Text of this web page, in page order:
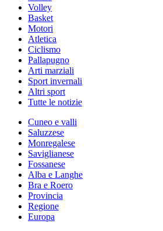
Volley
Basket
Motori
Atletica
Ciclismo
Pallapugno
Arti marziali
Sport invernali
Altri sport
Tutte le notizie
Cuneo e valli
Saluzzese
Monregalese
Saviglianese
Fossanese
Alba e Langhe
Bra e Roero
Provincia
Regione
Europa